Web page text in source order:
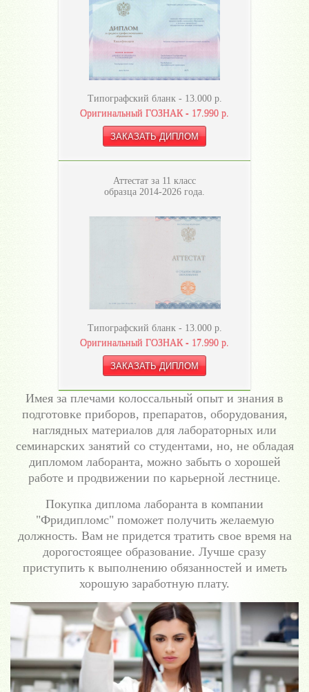
Типографский бланк - 13.000р.
Оригинальный ГОЗНАК - 17.990 р.
Аттестат за 11 класс
образца 2014-2026 года.
Типографский бланк - 13.000р.
Оригинальный ГОЗНАК - 17.990 р.
Имея за плечами колоссальный опыт и знания в
подготовке приборов, препаратов, оборудования,
наглядных материалов для лабораторных или
семинарских занятий со студентами, но, не обладая
дипломом лаборанта, можно забыть о хорошей
работе и продвижении по карьерной лестнице.
Покупка диплома лаборанта в компании
"Фридипломс" поможет получить желаемую
должность. Вам не придется тратить свое время на
дорогостоящее образование. Лучше сразу
приступить к выполнению обязанностей и иметь
хорошую заработную плату.